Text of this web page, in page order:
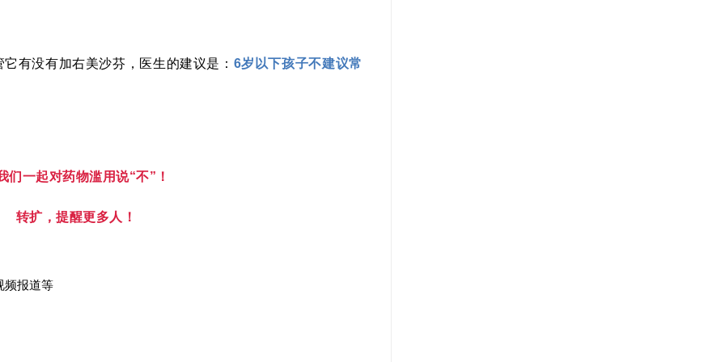
有没有加右美沙芬，医生的建议是： 6岁以下孩子不建议常
们一起对药物滥用说“不”！
转扩，提醒更多人！
频报道等